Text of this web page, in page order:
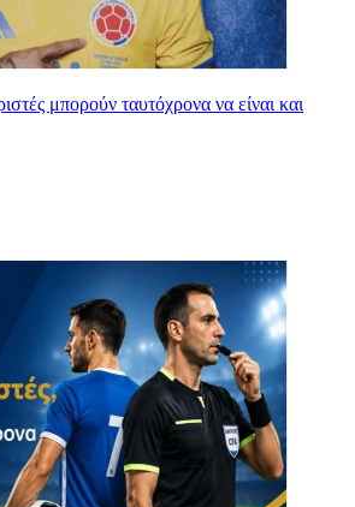
μπορούν ταυτόχρονα να είναι και